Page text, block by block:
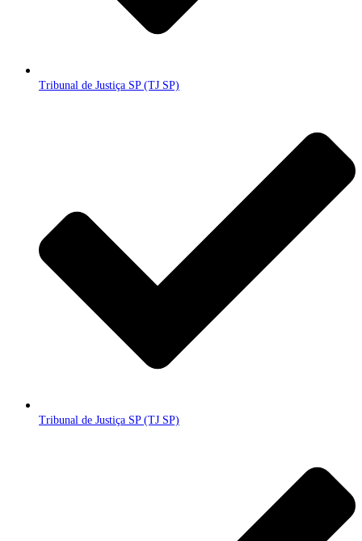
Tribunal de Justiça SP (TJ SP)
Tribunal de Justiça SP (TJ SP)